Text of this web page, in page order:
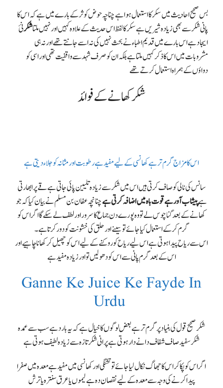
بس صحیح احادیث میں سکر کا استعمال ہوا ہے چناچہ حوض کوثر کے بارے میں ہے کہ اس کا
پانی شکر سے بھی زیادہ شیریں ہے سکر کا لفظ اس حدیث کے علاوہ کہیں اور نہیں ملتاشکرنئ
ایجاد ہے اس بارے میں قدیم اطباء نے بحث نہیں کی نہ اسے جانتے تھے اور نہ ہی
مشروبات میں اس کا ذکر کہیں ملتا ہے بلکہ ان کو صرف شہد سے واقفیت تھی اور اسی کو
دواؤں کے ہمراہ استعمال کرتے تھے
شکر کھانے کے فوائد
اس کا مزاج گرم تر ہے کھانسی کے لیے مفید ہے رطوبت اور مثانہ کو جلاء دیتی ہے
سانس کی نالی کو صاف کرتی ہیں اس میں شکر سے زیادہ تلیین پائی جاتی ہے قے پر ابھارتی
ہےپیشاب آور ہے قوت باہ میں اضافہ کرتی ہےچنانچہ عفان بن مسلم نے بیان کیا کہ جو
کھانے کے بعد گنا چوس لے تو وہ پورے دن جماع کا سرور اور لطف لے سکے گااگر اس کو
گرم کرکے استعمال کیا جائے تو سینے اور حلق کی خشونت کو دور کرتا ہے ۔
اس سے ریاح پیدا ہوتی ہے اس لیے ریاح کو روکنے کے لیے اس کو چھیل کر کھانا چاہیے اور
اس کے بعد گرم پانی سے اس کو دھو لیں تو اور زیادہ مفید ہے
Ganne Ke Juice Ke Fayde In
Urdu
شکر صحیح قول کی بنیاد پر گرم ترہے بعض لوگوں کا خیال ہے کہ یہ بارد ہے سب سے عمدہ
شکر سفید صاف شفاف دانے دار ہوتی ہےپرانی شکر تازہ سے زیادہ لطیف ہوتی ہے
اگر اس کو پکا کر اس کا جھاگ نکال لیا جائے تو تشنگی اور کھانسی میں مفید ہےمعدہ میں صفرا
پیدا کرنے کی وجہ سے معدہ کے لیے نقصان دہ ہے لیموں یا عرق سنترہ یا ترش